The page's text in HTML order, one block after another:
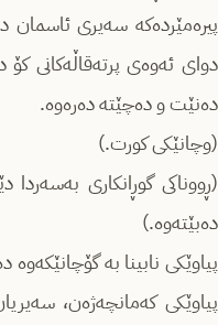
پیره‌مێرده‌که‌ سەیری
دوای ئەوەی پرتەقاڵەکانی کۆ
دەنێت و ده‌چێته‌ دەرەوە.
(وچانێکی کورت.)
(ڕووناکی گوڕانکاری
دەبێتەوە.)
پیاوێکی نابینا بە
پیاوێکی که‌مانچه‌ژه‌ن،